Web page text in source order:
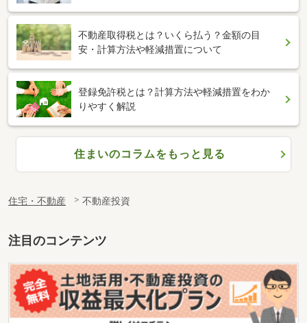
不動産取得税とは？いくら払う？金額の目
安・計算方法や軽減措置について
登録免許税とは？計算方法や軽減措置をわか
りやすく解説
住まいのコラムをもっと見る
住宅・不動産 不動産投資
注目のコンテンツ